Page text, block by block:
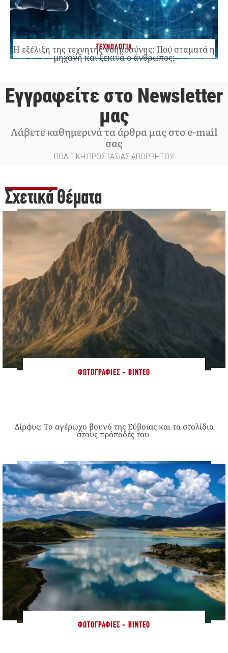
ΤΕΧΝΟΛΟΓΙΑ
Η εξέλιξη της τεχνητής νοημοσύνης: Πού σταματά η
μηχανή και ξεκινά ο άνθρωπος;
Εγγραφείτε στο Newsletter
μας
Λάβετε καθημερινά τα άρθρα μας στο e-mail
σας
ΠΟΛΙΤΙΚΗ ΠΡΟΣΤΑΣΙΑΣ ΑΠΟΡΡΗΤΟΥ
Σχετικά Θέματα
ΦΩΤΟΓΡΑΦΊΕΣ - ΒΊΝΤΕΟ
Δίρφυς: Το αγέρωχο βουνό της Εύβοιας και τα στολίδια
στους πρόποδές του
ΦΩΤΟΓΡΑΦΊΕΣ - ΒΊΝΤΕΟ